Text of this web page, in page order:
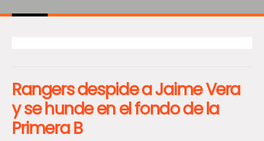
Rangers despide a Jaime Vera
y se hunde en el fondo de la
Primera B